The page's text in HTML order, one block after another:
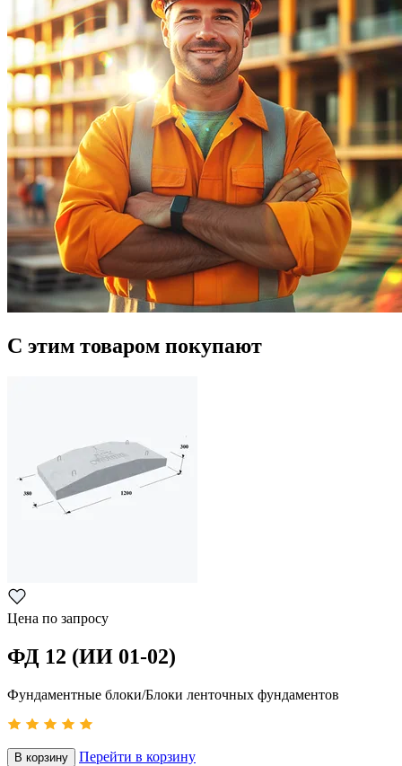
С этим товаром покупают
Цена по запросу
ФД 12 (ИИ 01-02)
Фундаментные блоки/Блоки ленточных фундаментов
В корзину Перейти в корзину